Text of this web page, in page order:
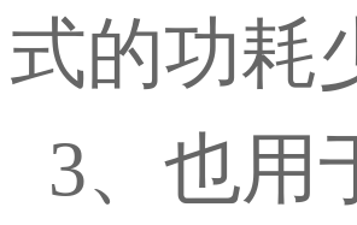
式的功耗
3、也用